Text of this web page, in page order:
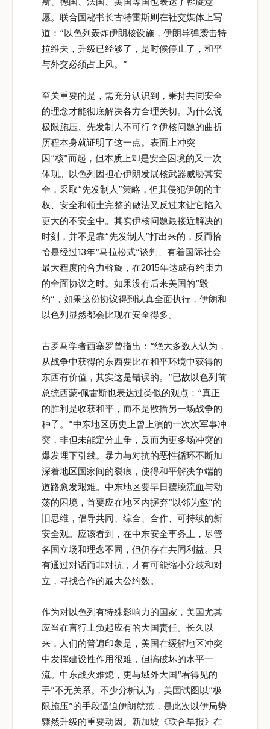
愿。联合国秘书长古特雷斯则在社交媒体上写
道：“以色列轰炸伊朗核设施，伊朗导弹袭击特
拉维夫，升级已经够了，是时候停止了，和平
与外交必须占上风。”
至关重要的是，需充分认识到，秉持共同安全
的理念才能彻底解决各方合理关切。为什么说
极限施压、先发制人不可行？伊核问题的曲折
历程本身就证明了这一点。表面上冲突
因“核”而起，但本质上却是安全困境的又一次
体现。以色列因担心伊朗发展核武器威胁其安
全，采取“先发制人”策略，但其侵犯伊朗的主
权、安全和领土完整的做法又反过来让它陷入
更大的不安全中。其实伊核问题最接近解决的
时刻，并不是靠“先发制人”打出来的，反而恰
恰是经过13年“马拉松式”谈判、有着国际社会
最大程度的合力斡旋，在2015年达成有约束力
的全面协议之时。如果没有后来美国的“毁
约”，如果这份协议得到认真全面执行，伊朗和
以色列显然都会比现在安全得多。
古罗马学者西塞罗曾指出：“绝大多数人认为，
从战争中获得的东西要比在和平环境中获得的
东西有价值，其实这是错误的。”已故以色列前
总统西蒙·佩雷斯也表达过类似的观点：“真正
的胜利是收获和平，而不是散播另一场战争的
种子。”中东地区历史上曾上演的一次次军事冲
突，非但未能定分止争，反而为更多场冲突的
爆发埋下引线。暴力与对抗的恶性循环不断加
深着地区国家间的裂痕，使得和平解决争端的
道路愈发艰难。中东地区要早日摆脱流血与动
荡的困境，首要应在地区内摒弃“以邻为壑”的
旧思维，倡导共同、综合、合作、可持续的新
安全观。应该看到，在中东安全事务上，尽管
各国立场和理念不同，但仍存在共同利益。只
有通过对话而非对抗，才有可能缩小分歧和对
立，寻找合作的最大公约数。
作为对以色列有特殊影响力的国家，美国尤其
应当在言行上负起应有的大国责任。长久以
来，人们的普遍印象是，美国在缓解地区冲突
中发挥建设性作用很难，但搞破坏的水平一
流。中东战火难熄，更与域外大国“看得见的
手”不无关系。不少分析认为，美国试图以“极
限施压”的手段逼迫伊朗就范，是此次以伊局势
骤然升级的重要动因。新加坡《联合早报》在